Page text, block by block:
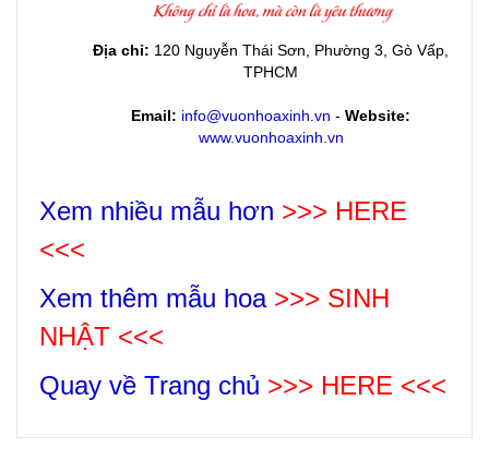
Địa chỉ: 120 Nguyễn Thái Sơn, Phường 3, Gò Vấp,
TPHCM
Email: info@vuonhoaxinh.vn - Website:
www.vuonhoaxinh.vn
Xem nhiều mẫu hơn >>> HERE
<<<
Xem thêm mẫu hoa >>> SINH
NHẬT <<<
Quay về Trang chủ >>> HERE <<<